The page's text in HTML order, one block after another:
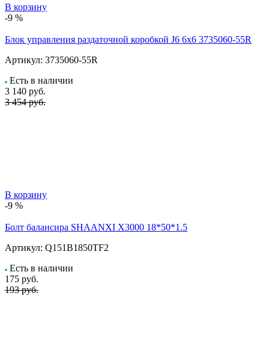
В корзину
-9 %
Блок управления раздаточной коробкой J6 6x6 3735060-55R
Артикул: 3735060-55R
Есть в наличии
3 140 руб.
3 454 руб.
В корзину
-9 %
Болт балансира SHAANXI Х3000 18*50*1.5
Артикул: Q151B1850TF2
Есть в наличии
175 руб.
193 руб.